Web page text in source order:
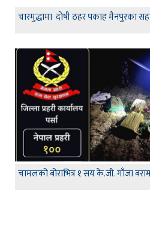
चारमुद्धामा दोषी ठहर पकाह मैनपुरका
चामलको बोराभित्र १ सय के.जी. गाँजा